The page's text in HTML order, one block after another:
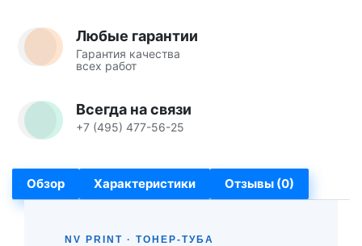
Любые гарантии
Гарантия качества
всех работ
Всегда на связи
+7 (495) 477-56-25
Обзор Характеристики Отзывы (0)
NV PRINT · ТОНЕР-ТУБА